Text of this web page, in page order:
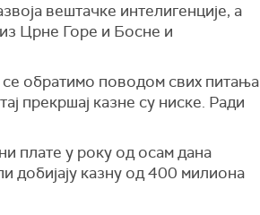
вештачке интелигенције, а
Црне Горе и Босне и
обратимо поводом свих питања
прекршај казне су ниске. Ради
плате у року од осам дана
добијају казну од 400 милиона